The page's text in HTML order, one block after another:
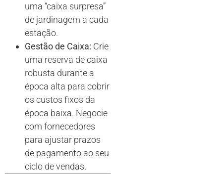
uma “caixa surpresa”
de jardinagem a cada
estação.
Gestão de Caixa: Crie
uma reserva de caixa
robusta durante a
época alta para cobrir
os custos fixos da
época baixa. Negocie
com fornecedores
para ajustar prazos
de pagamento ao seu
ciclo de vendas.